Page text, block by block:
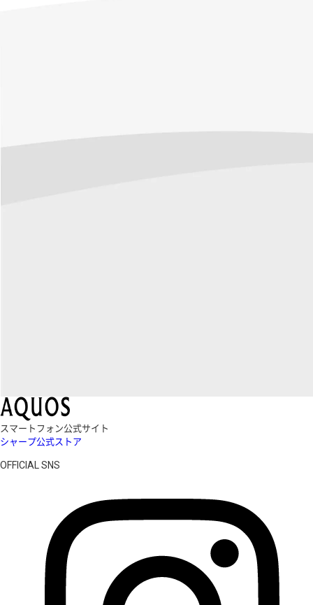
スマートフォン公式サイト
シャープ公式ストア
OFFICIAL SNS